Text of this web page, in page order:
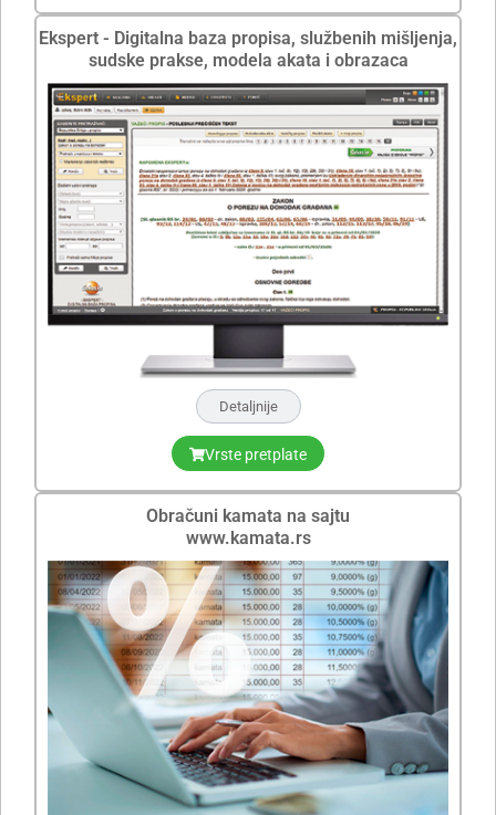
Ekspert - Digitalna baza propisa, službenih mišljenja,
sudske prakse, modela akata i obrazaca
Detaljnije
Vrste pretplate
Obračuni kamata na sajtu
www.kamata.rs